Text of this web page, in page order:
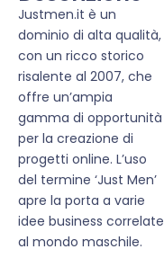
Justmen.it è un
dominio di alta qualità,
con un ricco storico
risalente al 2007, che
offre un’ampia
gamma di opportunità
per la creazione di
progetti online. L’uso
del termine ‘Just Men’
apre la porta a varie
idee business correlate
al mondo maschile.